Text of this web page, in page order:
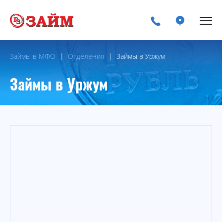
Займы в МФО Отделения Займы в Уржум
Займы в Уржум